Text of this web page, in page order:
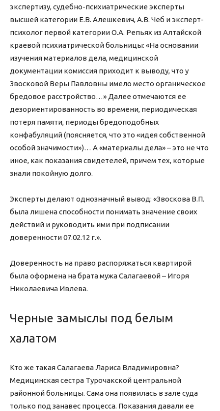
экспертизу, судебно-психиатрические эксперты
высшей категории Е.В. Алешкевич, А.В. Чеб и эксперт-
психолог первой категории О.А. Репьях из Алтайской
краевой психиатрической больницы: «На основании
изучения материалов дела, медицинской
документации комиссия приходит к выводу, что у
Звосковой Веры Павловны имело место органическое
бредовое расстройство…» Далее отмечаются ее
дезориентированность во времени, периодическая
потеря памяти, периоды бредоподобных
конфабуляций (поясняется, что это «идея собственной
особой значимости»)… А «материалы дела» – это не что
иное, как показания свидетелей, причем тех, которые
знали покойную долго.
Эксперты делают однозначный вывод: «Звоскова В.П.
была лишена способности понимать значение своих
действий и руководить ими при подписании
доверенности 07.02.12 г.».
Доверенность на право распоряжаться квартирой
была оформена на брата мужа Салагаевой – Игоря
Николаевича Ивлева.
Черные замыслы под белым
халатом
Кто же такая Салагаева Лариса Владимировна?
Медицинская сестра Турочакской центральной
районной больницы. Сама она появилась в зале суда
только под занавес процесса. Показания давали ее